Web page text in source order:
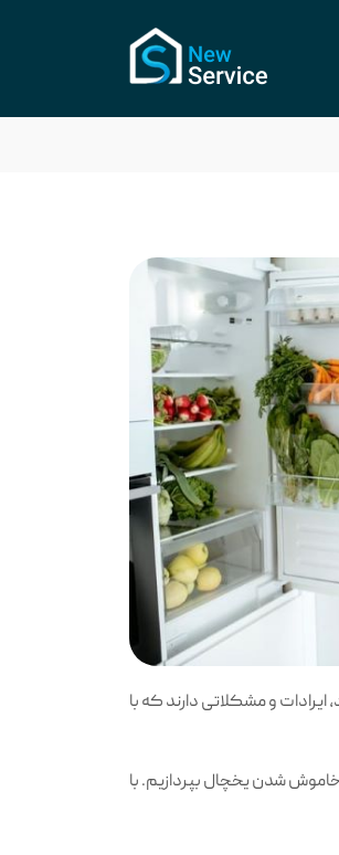
و مشکلاتی دارند که با
شدن یخچال بپردازیم. با